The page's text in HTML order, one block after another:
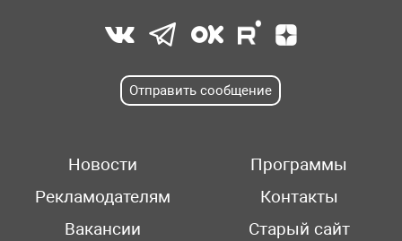
Отправить сообщение
Новости
Программы
Рекламодателям
Контакты
Вакансии
Старый сайт